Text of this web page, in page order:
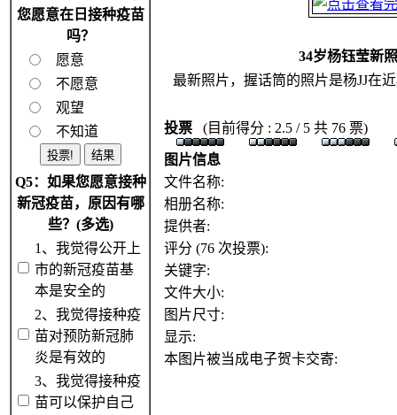
您愿意在日接种疫苗
吗？
愿意
不愿意
观望
不知道
Q5：如果您愿意接种
新冠疫苗，原因有哪
些？(多选)
1、我觉得公开上
市的新冠疫苗基
本是安全的
2、我觉得接种疫
苗对预防新冠肺
炎是有效的
3、我觉得接种疫
苗可以保护自己
34岁杨钰莹新
最新照片，握话筒的照片是杨JJ在
投票 (目前得分 : 2.5 / 5 共 76 票)
图片信息
文件名称:
相册名称:
提供者:
评分 (76 次投票):
关键字:
文件大小:
图片尺寸:
显示:
本图片被当成电子贺卡交寄: